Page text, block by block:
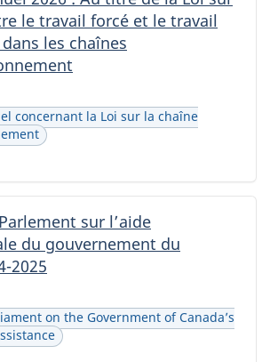
le travail forcé et le travail
les chaînes
concernant la Loi sur la chaîne
sur l’aide
du gouvernement du
2025
on the Government of Canada’s